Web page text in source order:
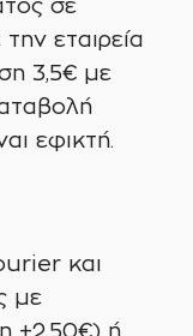
σε
εταιρεία
3,5€ με
εφικτή.
και
με